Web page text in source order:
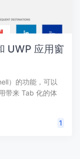
UWP 应用窗
）的功能，可以
带来 Tab 化的体
1